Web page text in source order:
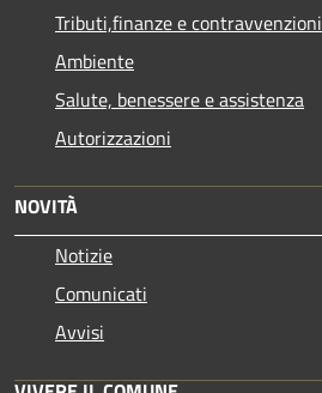
Tributi,finanze e contravvenzioni
Ambiente
Salute, benessere e assistenza
Autorizzazioni
NOVITÀ
Notizie
Comunicati
Avvisi